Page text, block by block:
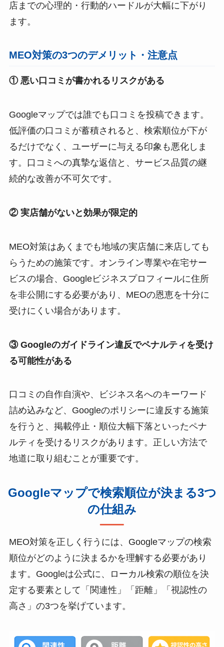
店までの心理的・行動的ハードルが大幅に下がり
ます。
MEO対策の3つのデメリット・注意点
① 悪い口コミが書かれるリスクがある
Googleマップでは誰でも口コミを投稿できます。
低評価の口コミが蓄積されると、検索順位が下が
るだけでなく、ユーザーに与える印象も悪化しま
す。口コミへの真摯な返信と、サービス品質の継
続的な改善が不可欠です。
② 実店舗がないと効果が限定的
MEO対策はあくまでも地域の実店舗に来店しても
らうための施策です。オンライン専業や在宅サー
ビスの場合、Googleビジネスプロフィールに住所
を非公開にする必要があり、MEOの恩恵を十分に
受けにくい場合があります。
③ Googleのガイドライン違反でペナルティを受け
る可能性がある
口コミの自作自演や、ビジネス名へのキーワード
詰め込みなど、Googleのポリシーに違反する施策
を行うと、掲載停止・順位大幅下落といったペナ
ルティを受けるリスクがあります。正しい方法で
地道に取り組むことが重要です。
Googleマップで検索順位が決まる3つ
の仕組み
MEO対策を正しく行うには、Googleマップの検索
順位がどのように決まるかを理解する必要があり
ます。Googleは公式に、ローカル検索の順位を決
定する要素として「関連性」「距離」「視認性の
高さ」の3つを挙げています。